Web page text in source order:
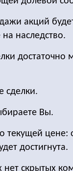
акций
наследство.
достаточно
сделки.
Вы.
текущей цене:
достигнута.
скрытых